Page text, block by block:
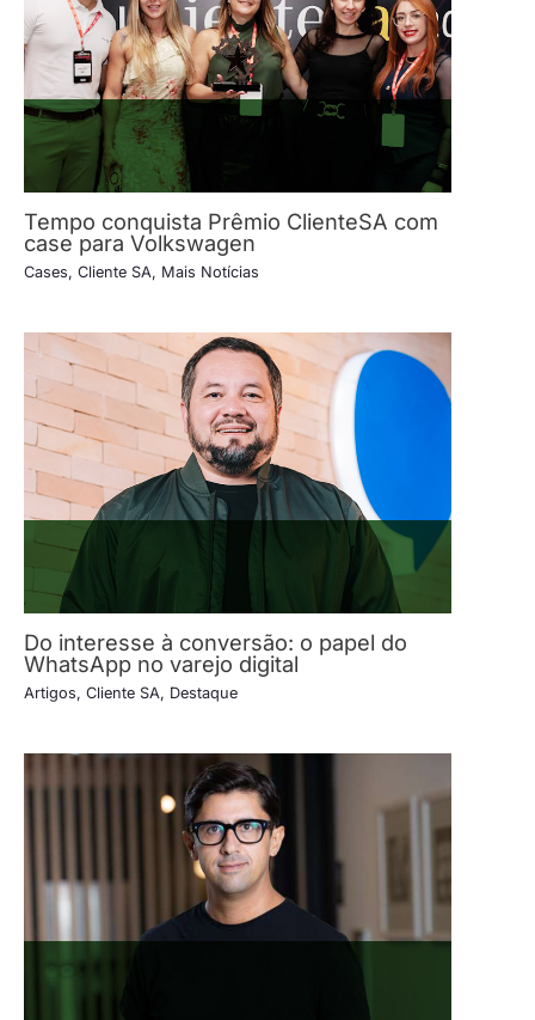
Tempo conquista Prêmio ClienteSA com
case para Volkswagen
Cases, Cliente SA, Mais Notícias
Do interesse à conversão: o papel do
WhatsApp no varejo digital
Artigos, Cliente SA, Destaque